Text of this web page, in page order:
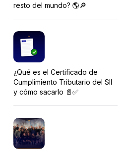
resto del mundo? 🌎🔎
¿Qué es el Certificado de
Cumplimiento Tributario del SII
y cómo sacarlo 📄✅